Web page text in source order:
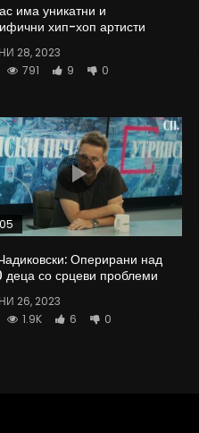
има уникатни и
хип-хоп артисти
28, 2023
791 9 0
Оперирани над
деца со срцеви проблеми
26, 2023
1.9K 6 0